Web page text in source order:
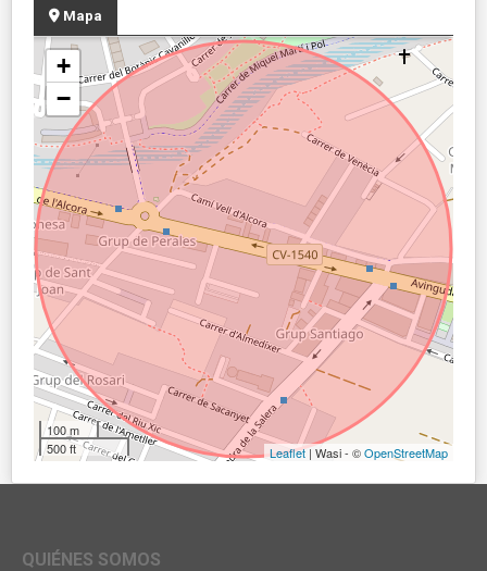
Mapa
+
−
100 m
500 ft
Leaflet| Wasi - ©OpenStreetMap
QUIÉNES SOMOS